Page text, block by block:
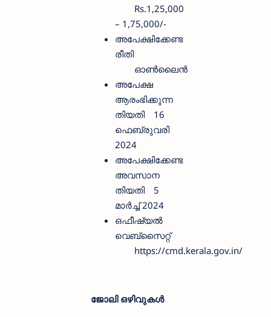
Rs.1,25,000
– 1,75,000/-
അപേക്ഷിക്കേണ്ട
രീതി
ഓണ്‍ലൈന്‍
അപേക്ഷ
ആരംഭിക്കുന്ന
തിയതി
16
ഫെബ്രുവരി
2024
അപേക്ഷിക്കേണ്ട
അവസാന
തിയതി
5
മാർച്ച് 2024
ഒഫീഷ്യല്‍
വെബ്സൈറ്റ്
https://cmd.kerala.gov.in/
ജോലി ഒഴിവുകള്‍